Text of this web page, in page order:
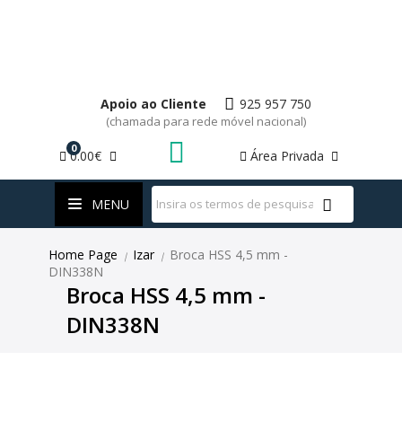
WhatsApp
Apoio ao Cliente 925 957 750
(chamada para rede móvel nacional)
Área Privada
0
0.00€
MENU
Home Page | Izar | Broca HSS 4,5 mm -
DIN338N
Broca HSS 4,5 mm -
DIN338N